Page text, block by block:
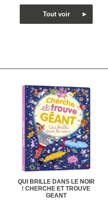
QUI BRILLE DANS LE NOIR
! CHERCHE ET TROUVE
GEANT